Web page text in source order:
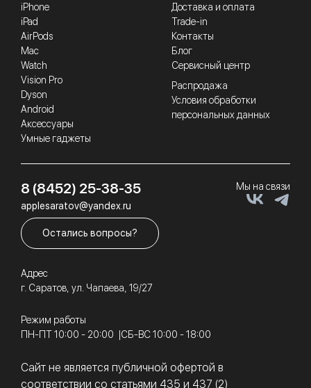
iPhone
iPad
AirPods
Mac
Watch
Vision Pro
Dyson
Android
Аксессуары
Умные гаджеты
Доставка и оплата
Trade-in
Контакты
Блог
Сервисный центр
Распродажа
Условия обработки
персональных данных
8 (8452) 25-38-35
applesaratov@yandex.ru
Остались вопросы?
Адрес
г. Саратов, ул. Чапаева, 19/27
Режим работы
ПН-ПТ 10:00 - 20:00
СБ-ВС 10:00 - 18:00
Сайт не является публичной офертой в
соответствии со статьями 435 и 437 (2)
Мы на связи